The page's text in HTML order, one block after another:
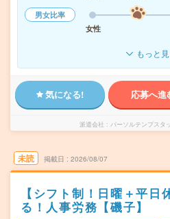
男女比率
女性
もっと
気になる! 応募へ進
派遣会社 パーソルテンプス
未読 掲載日 2026/08/07
【シフト制！日曜＋平日
る！人事労務【磯子】